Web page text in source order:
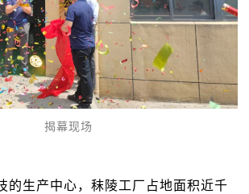
揭幕现场
的生产中心，秣陵工厂占地面积近千